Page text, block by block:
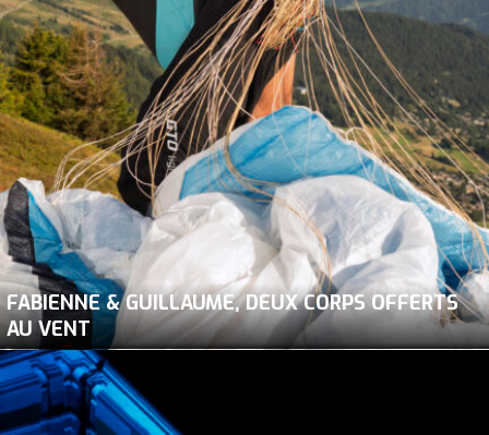
FABIENNE & GUILLAUME, DEUX CORPS OFFERTS
AU VENT